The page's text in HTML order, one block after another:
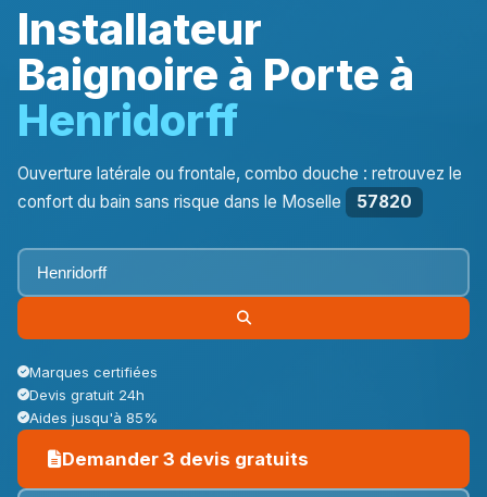
Installateur
Baignoire à Porte à
Henridorff
Ouverture latérale ou frontale, combo douche : retrouvez le
confort du bain sans risque dans le Moselle
57820
Marques certifiées
Devis gratuit 24h
Aides jusqu'à 85%
Demander 3 devis gratuits